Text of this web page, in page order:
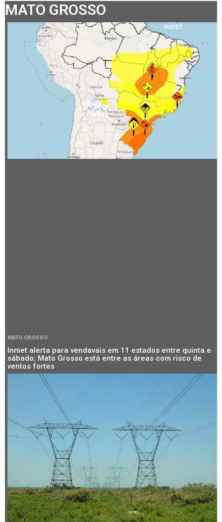
MATO GROSSO
MATO GROSSO
Inmet alerta para vendavais em 11 estados entre quinta e
sábado; Mato Grosso está entre as áreas com risco de
ventos fortes